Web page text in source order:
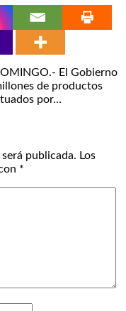
El Gobierno
de productos
por…
publicada. Los
*